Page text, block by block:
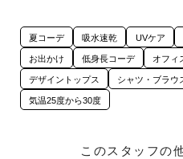
夏コーデ 吸水速乾 UVケア
お出かけ 低身長コーデ オフィ
デザイントップス シャツ・ブラウ
気温25度から30度
このスタッフの